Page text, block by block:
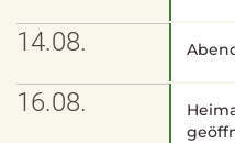
14.08.
16.08.